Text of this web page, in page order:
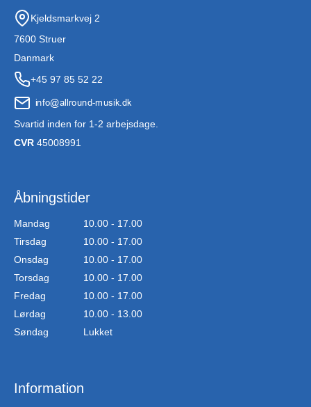
Kjeldsmarkvej 2
7600 Struer
Danmark
+45 97 85 52 22
Svartid inden for 1-2 arbejsdage.
CVR 45008991
Åbningstider
Mandag
10.00 - 17.00
Tirsdag
10.00 - 17.00
Onsdag
10.00 - 17.00
Torsdag
10.00 - 17.00
Fredag
10.00 - 17.00
Lørdag
10.00 - 13.00
Søndag
Lukket
Information